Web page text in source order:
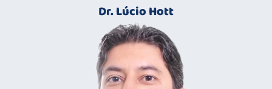
Dr. Lúcio Hott